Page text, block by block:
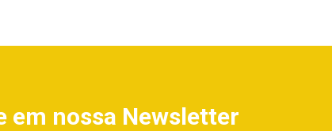
em nossa Newsletter